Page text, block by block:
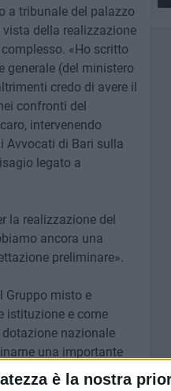
è la nostra
a tribunale del palazzo
della realizzazione
«Ho scritto
generale (del ministero
credo di avere il
confronti del
intervenendo
Avvocati di Bari sulla
legato a
la realizzazione del
ancora una
preliminare».
Gruppo misto e
istituzione e come
nazionale
una importante
siano ascoltati